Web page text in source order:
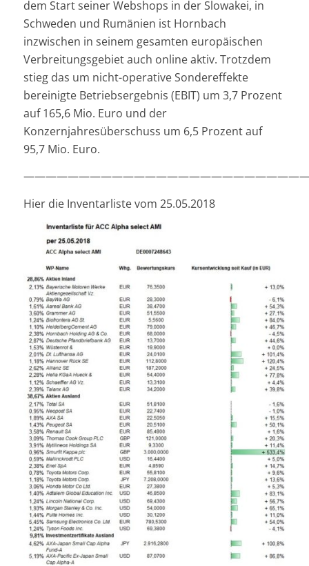
dem Start seiner Webshops in der Slowakei, in
Schweden und Rumänien ist Hornbach
inzwischen in seinem gesamten europäischen
Verbreitungsgebiet auch online aktiv. Trotzdem
stieg das um nicht-operative Sondereffekte
bereinigte Betriebsergebnis (EBIT) um 3,7 Prozent
auf 165,6 Mio. Euro und der
Konzernjahresüberschuss um 6,5 Prozent auf
95,7 Mio. Euro.
Hier die Inventarliste vom 25.05.2018